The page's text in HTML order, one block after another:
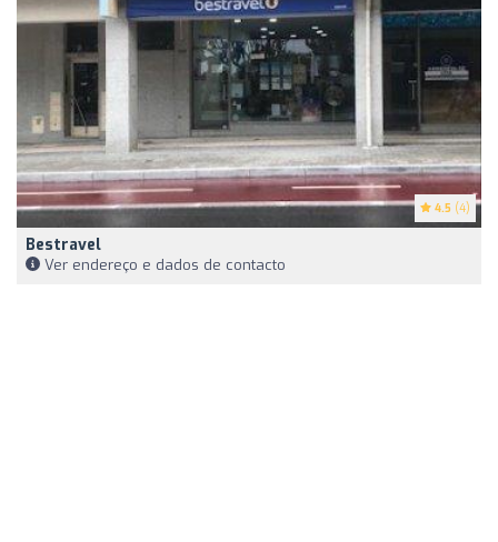
4.5 (4)
Bestravel
Ver endereço e dados de contacto